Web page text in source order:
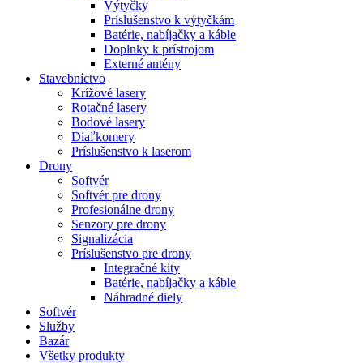
Výtyčky
Príslušenstvo k výtyčkám
Batérie, nabíjačky a káble
Doplnky k prístrojom
Externé antény
Stavebníctvo
Krížové lasery
Rotačné lasery
Bodové lasery
Diaľkomery
Príslušenstvo k laserom
Drony
Softvér
Softvér pre drony
Profesionálne drony
Senzory pre drony
Signalizácia
Príslušenstvo pre drony
Integračné kity
Batérie, nabíjačky a káble
Náhradné diely
Softvér
Služby
Bazár
Všetky produkty